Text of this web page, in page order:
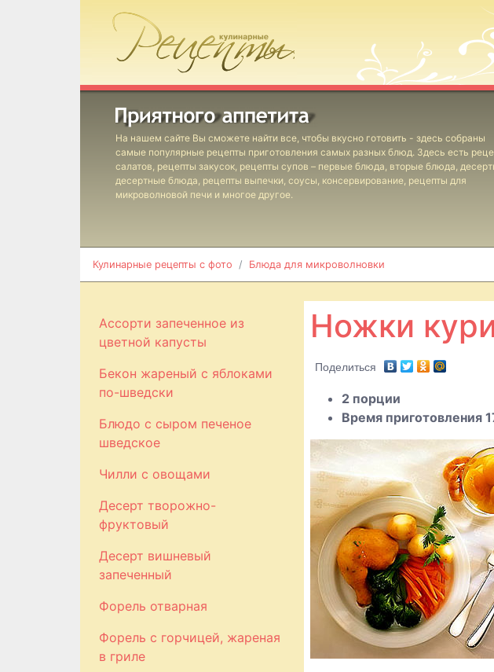
На нашем сайте Вы сможете найти все, чтобы вкусно готовить - здесь собраны
самые популярные рецепты приготовления самых разных блюд. Здесь есть
салатов, рецепты закусок, рецепты супов – первые блюда, вторые блюда,
десертные блюда, рецепты выпечки, соусы, консервирование, рецепты для
микроволновой печи и многое другое.
Кулинарные рецепты с фото Блюда для микроволновки
Ассорти запеченное из
цветной капусты
Бекон жареный с яблоками
по-шведски
Блюдо с сыром печеное
шведское
Чилли с овощами
Десерт творожно-
фруктовый
Десерт вишневый
запеченный
Форель отварная
Форель с горчицей, жареная
в гриле
Ножки
Поделиться
2 порции
Время приготовления